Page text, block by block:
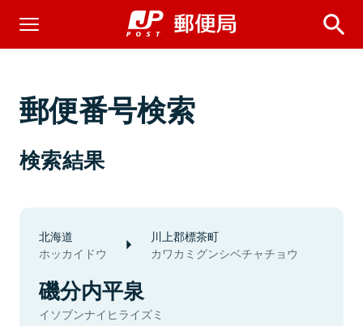
郵便番号検索
検索結果
北海道
ホッカイドウ
川上郡標茶町
カワカミグンシベチャチョウ
磯分内平泉
イソブンナイヒライズミ